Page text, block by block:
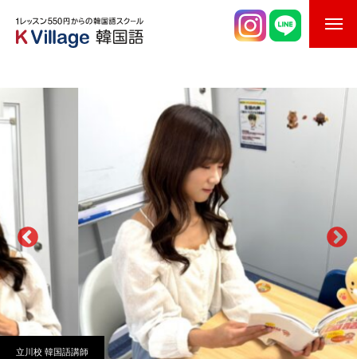
ご入校までの流れ
K Village韓国留学
韓国語お役立ちコラム
立川校 韓国語講師